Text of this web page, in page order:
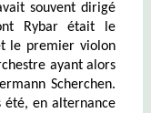
souvent dirigé
Rybar était le
le premier violon
ayant alors
Scherchen.
été, en alternance